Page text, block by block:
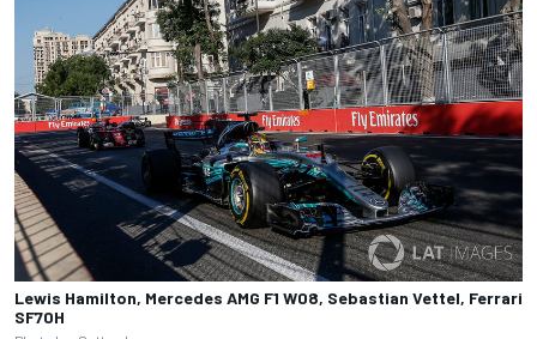
Lewis Hamilton, Mercedes AMG F1 W08, Sebastian Vettel, Ferrari
SF70H